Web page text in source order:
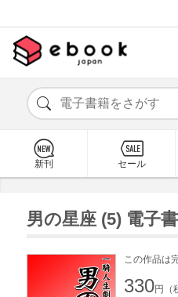
新刊 セール
男の星座 (5) 電子
この作品は
330円（